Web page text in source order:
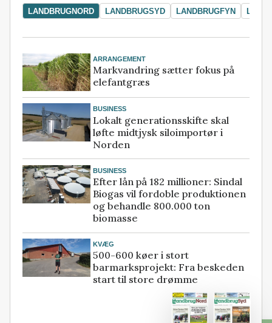
LANDBRUGNORD LANDBRUGSYD LANDBRUGFYN
ARRANGEMENT
Markvandring sætter fokus på
elefantgræs
BUSINESS
Lokalt generationsskifte skal
løfte midtjysk siloimportør i
Norden
BUSINESS
Efter lån på 182 millioner: Sindal
Biogas vil fordoble produktionen
og behandle 800.000 ton
biomasse
KVÆG
500-600 køer i stort
barmarksprojekt: Fra beskeden
start til store drømme